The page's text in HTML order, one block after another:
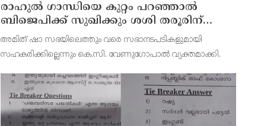
രാഹുല്‍ ഗാന്ധിയെ കുറ്റം പറഞ്ഞാല്‍
ബിജെപിക്ക് സുഖിക്കും ശശി തരൂരിന്
മറുപടിയുമായി കെ സി വേണുഗോപാല്‍
അമിത് ഷാ സഭയിലെത്തും വരെ സഭാനടപടികളുമായി
സഹകരിക്കില്ലെന്നും കെ.സി. വേണുഗോപാല്‍ വ്യക്തമാക്കി.